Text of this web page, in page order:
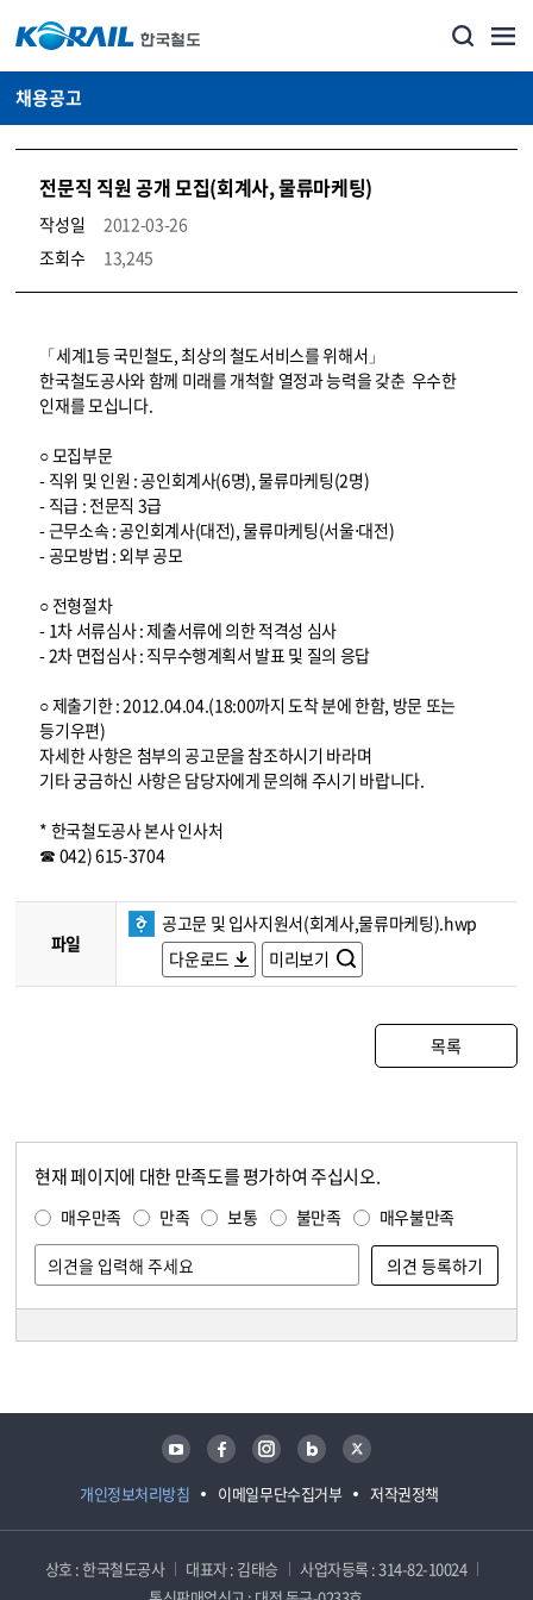
채용공고
전문직 직원 공개 모집(회계사, 물류마케팅)
작성일
2012-03-26
조회수
13,245
코레일소개_경영공시_채용공고 상세보기 – 내용, 파일, 담당자 연락처로 구성
「세계1등 국민철도, 최상의 철도서비스를 위해서」
한국철도공사와 함께 미래를 개척할 열정과 능력을 갖춘 우수한
인재를 모십니다.
○ 모집부문
- 직위 및 인원 : 공인회계사(6명), 물류마케팅(2명)
- 직급 : 전문직 3급
- 근무소속 : 공인회계사(대전), 물류마케팅(서울⋅대전)
- 공모방법 : 외부 공모
○ 전형절차
- 1차 서류심사 : 제출서류에 의한 적격성 심사
- 2차 면접심사 : 직무수행계획서 발표 및 질의 응답
○ 제출기한 : 2012.04.04.(18:00까지 도착 분에 한함, 방문 또는
등기우편)
자세한 사항은 첨부의 공고문을 참조하시기 바라며
기타 궁금하신 사항은 담당자에게 문의해 주시기 바랍니다.
* 한국철도공사 본사 인사처
☎ 042) 615-3704
파일
공고문 및 입사지원서(회계사,물류마케팅).hwp
다운로드
미리보기
목록
현재 페이지에 대한 만족도를 평가하여 주십시오.
매우만족 만족 보통 불만족 매우불만족
개인정보처리방침 이메일무단수집거부 저작권정책
유튜브 페이스북 인스타그램 블로그 트위터
상호 : 한국철도공사 대표자 : 김태승
사업자등록 : 314-82-10024